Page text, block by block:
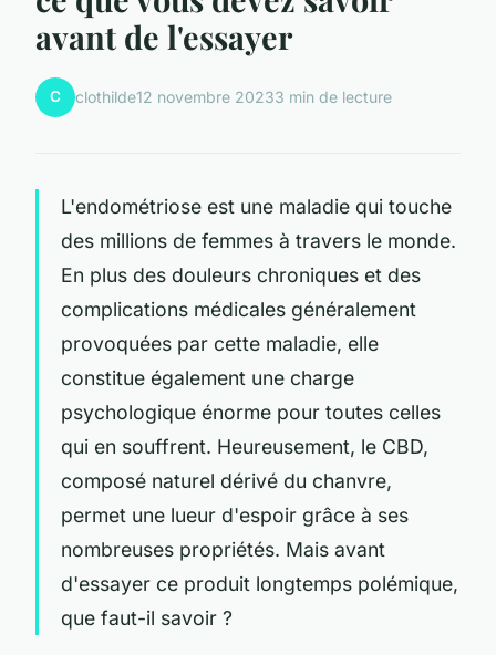
avant de l'essayer
C clothilde12 novembre 20233 min de lecture
L'endométriose est une maladie qui touche
des millions de femmes à travers le monde.
En plus des douleurs chroniques et des
complications médicales généralement
provoquées par cette maladie, elle
constitue également une charge
psychologique énorme pour toutes celles
qui en souffrent. Heureusement, le CBD,
composé naturel dérivé du chanvre,
permet une lueur d'espoir grâce à ses
nombreuses propriétés. Mais avant
d'essayer ce produit longtemps polémique,
que faut-il savoir ?